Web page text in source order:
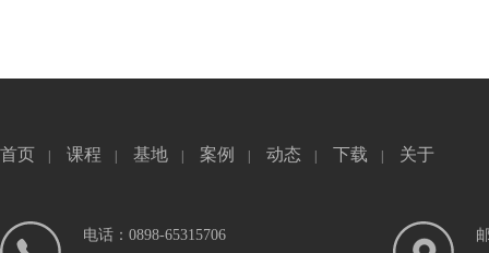
首页 课程 基地 案例 动态 下载 关于
电话：0898-65315706